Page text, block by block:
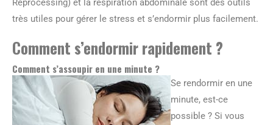
Reprocessing) et la respiration abdominale sont des outils
très utiles pour gérer le stress et s’endormir plus facilement.
Comment s’endormir rapidement ?
Comment s’assoupir en une minute ?
Se rendormir en une
minute, est-ce
possible ? Si vous